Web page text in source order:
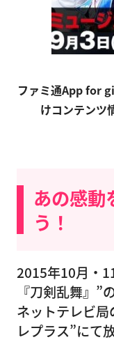
ファミ通App for
けコンテンツ
あの感動
う！
2015年10月・
『刀剣乱舞』”
ネットテレビ局
レプラス”にて